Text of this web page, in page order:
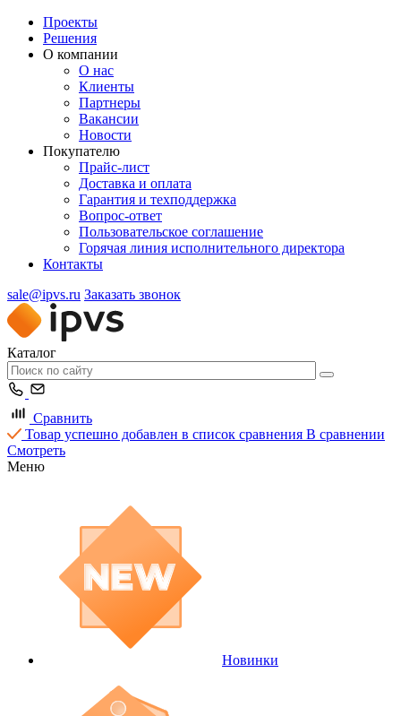
Проекты
Решения
О компании
О нас
Клиенты
Партнеры
Вакансии
Новости
Покупателю
Прайс-лист
Доставка и оплата
Гарантия и техподдержка
Вопрос-ответ
Пользовательское соглашение
Горячая линия исполнительного директора
Контакты
sale@ipvs.ru Заказать звонок
Каталог
Сравнить
Товар успешно добавлен в список сравнения В сравнении
Смотреть
Меню
Новинки